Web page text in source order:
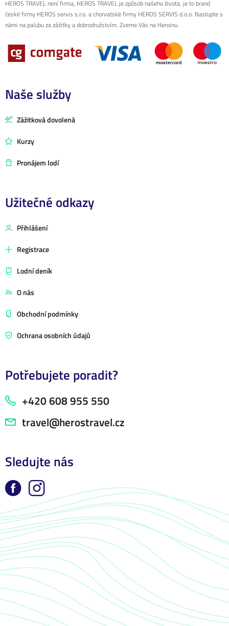
HEROS TRAVEL není firma, HEROS TRAVEL je způsob našeho života, je to brand
české firmy HEROS servis s.r.o. a chorvatské firmy HEROS SERVIS d.o.o. Nastupte s
námi na palubu za zážitky a dobrodružstvím. Zveme Vás na Heroinu.
Naše služby
Zážitková dovolená
Kurzy
Pronájem lodí
Užitečné odkazy
Přihlášení
Registrace
Lodní deník
O nás
Obchodní podmínky
Ochrana osobních údajů
Potřebujete poradit?
+420 608 955 550
travel@herostravel.cz
Sledujte nás